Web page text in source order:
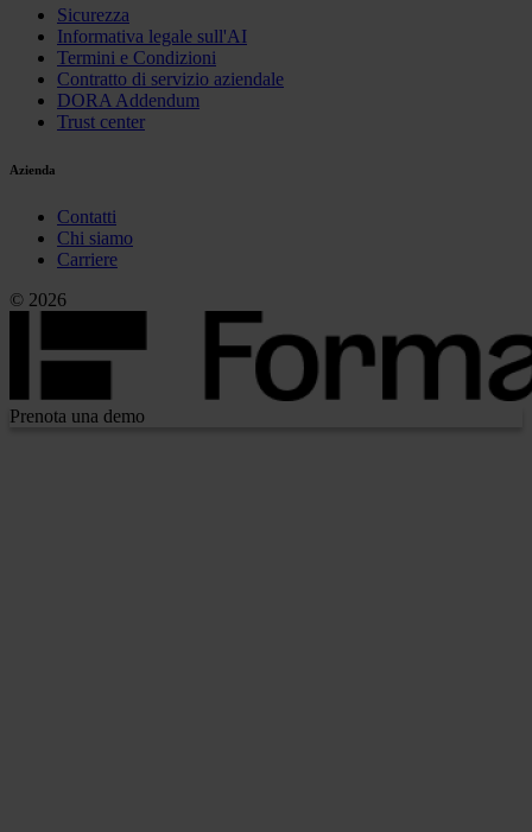
Sicurezza
Informativa legale sull'AI
Termini e Condizioni
Contratto di servizio aziendale
DORA Addendum
Trust center
Azienda
Contatti
Chi siamo
Carriere
© 2026
Prenota una demo